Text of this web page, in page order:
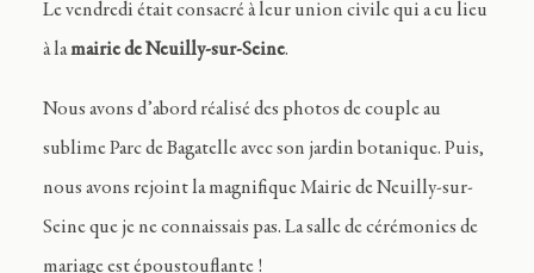
Le vendredi était consacré à leur union civile qui a eu lieu
à lamairie de Neuilly-sur-Seine.
Nous avons d’abord réalisé des photos de couple au
sublime Parc de Bagatelle avec son jardin botanique. Puis,
nous avons rejoint la magnifique Mairie de Neuilly-sur-
Seine que je ne connaissais pas. La salle de cérémonies de
mariage est époustouflante !